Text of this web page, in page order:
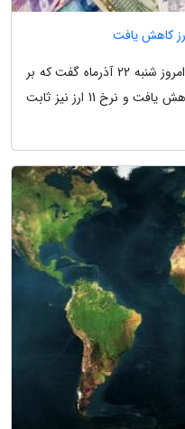
بانک مرکزی نرخ رسمی 47 ارز را برای امروز شنبه 22 آذرماه گفت که بر
اساس آن نرخ 16 ارز افزایش و 20 ارز کاهش یافت و نرخ 11 ارز نیز ثابت